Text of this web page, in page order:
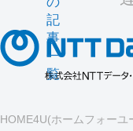
記
事
一
覧
HOME4U(ホームフォーユ